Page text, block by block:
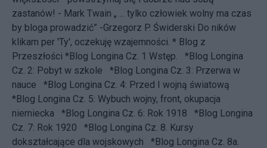
zastanów! - Mark Twain „ ... tylko człowiek wolny ma czas
by bloga prowadzić” -Grzegorz P. Świderski Do ników
klikam per 'Ty', oczekuję wzajemności. * Blog z
Przeszłości *Blog Longina Cz. 1 Wstęp.
*Blog Longina
Cz. 2: Pobyt w szkole
*Blog Longina Cz. 3: Przerwa w
nauce
*Blog Longina Cz. 4: Przed I wojną światową
*Blog Longina Cz. 5: Wybuch wojny, front, okupacja
niemiecka
*Blog Longina Cz. 6: Rok 1918
*Blog Longina
Cz. 7: Rok 1920
*Blog Longina Cz. 8. Kursy
dokształcające dla wojskowych
*Blog Longina Cz. 8a.